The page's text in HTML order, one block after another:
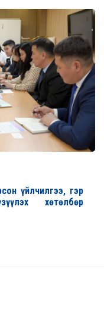
үйлчилгээ, гэр
хөтөлбөр